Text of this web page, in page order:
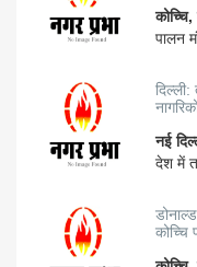
पालन
नई
देश में
कोच्चि